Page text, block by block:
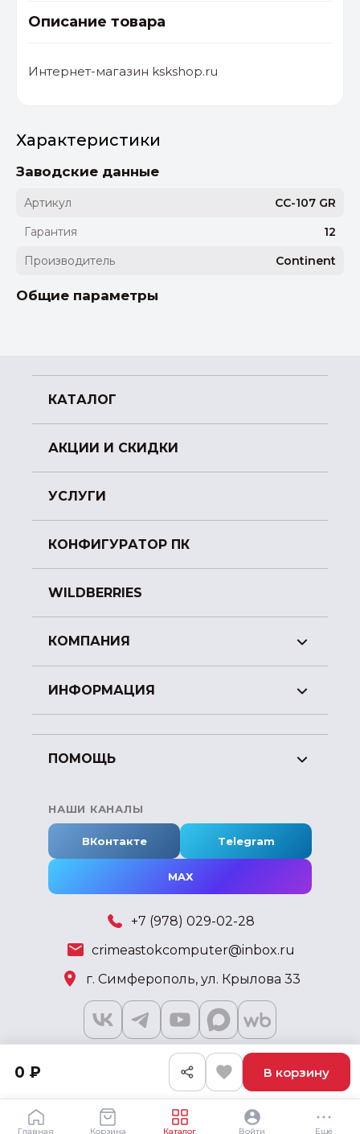
Главная Корзина Каталог Войти Ещё
Описание товара
Интернет-магазин kskshop.ru
0 ₽ В корзину
Характеристики
Заводские данные
Артикул
CC-107 GR
Гарантия
12
Производитель
Continent
Общие параметры
КАТАЛОГ
АКЦИИ И СКИДКИ
УСЛУГИ
КОНФИГУРАТОР ПК
WILDBERRIES
КОМПАНИЯ
ИНФОРМАЦИЯ
ПОМОЩЬ
НАШИ КАНАЛЫ
ВКонтакте Telegram
MAX
+7 (978) 029-02-28
crimeastokcomputer@inbox.ru
г. Симферополь, ул. Крылова 33
2018 - 2026 © KSKSHOP.RU